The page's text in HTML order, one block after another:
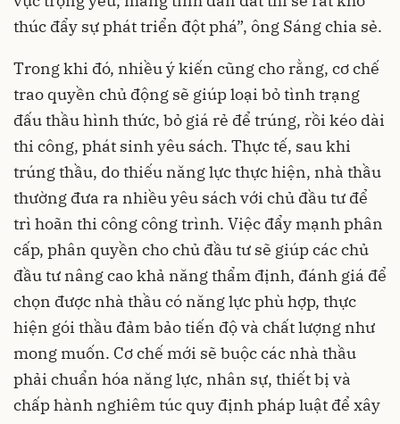
thúc đẩy sự phát triển đột phá”, ông Sáng chia sẻ.
Trong khi đó, nhiều ý kiến cũng cho rằng, cơ chế
trao quyền chủ động sẽ giúp loại bỏ tình trạng
đấu thầu hình thức, bỏ giá rẻ để trúng, rồi kéo dài
thi công, phát sinh yêu sách. Thực tế, sau khi
trúng thầu, do thiếu năng lực thực hiện, nhà thầu
thường đưa ra nhiều yêu sách với chủ đầu tư để
trì hoãn thi công công trình. Việc đẩy mạnh phân
cấp, phân quyền cho chủ đầu tư sẽ giúp các chủ
đầu tư nâng cao khả năng thẩm định, đánh giá để
chọn được nhà thầu có năng lực phù hợp, thực
hiện gói thầu đảm bảo tiến độ và chất lượng như
mong muốn. Cơ chế mới sẽ buộc các nhà thầu
phải chuẩn hóa năng lực, nhân sự, thiết bị và
chấp hành nghiêm túc quy định pháp luật để xây